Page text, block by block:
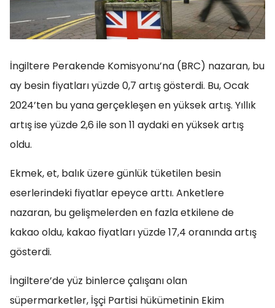
İngiltere Perakende Komisyonu’na (BRC) nazaran, bu
ay besin fiyatları yüzde 0,7 artış gösterdi. Bu, Ocak
2024’ten bu yana gerçekleşen en yüksek artış. Yıllık
artış ise yüzde 2,6 ile son 11 aydaki en yüksek artış
oldu.
Ekmek, et, balık üzere günlük tüketilen besin
eserlerindeki fiyatlar epeyce arttı. Anketlere
nazaran, bu gelişmelerden en fazla etkilene de
kakao oldu, kakao fiyatları yüzde 17,4 oranında artış
gösterdi.
İngiltere’de yüz binlerce çalışanı olan
süpermarketler, İşçi Partisi hükümetinin Ekim